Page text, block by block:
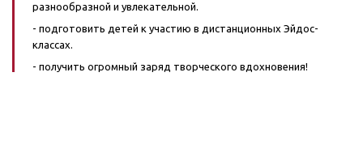
разнообразной и увлекательной.
- подготовить детей к участию в дистанционных Эйдос-
классах.
- получить огромный заряд творческого вдохновения!